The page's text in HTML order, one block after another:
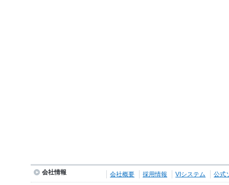
会社情報 会社概要 採用情報 VIシステム 公式